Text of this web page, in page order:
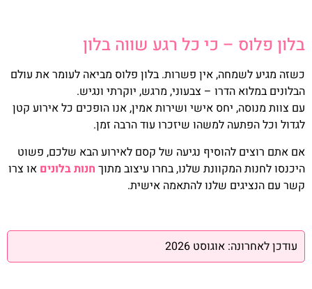
בלון פלוס – כי כל רגע שווה בלון
כשזה מגיע לשמחה, אין פשרות. בלון פלוס מביאה לעומר את עולם
הבלונים במלוא הדרו – צבעוני, מרגש, יוקרתי ונגיש.
עם צוות מנוסה, יחס אישי ושירות אמין, אנו הופכים כל אירוע קטן
לגדול וכל הפתעה למשהו שיזכרו עוד הרבה זמן.
אם אתם רוצים להוסיף נגיעה של קסם לאירוע הבא שלכם, פשוט
היכנסו לחנות המקוונת שלנו, בחרו עיצוב מתוך חנות בלונים או צרו
קשר עם הנציגים שלנו להתאמה אישית.
עודכן לאחרונה: אוגוסט 2026